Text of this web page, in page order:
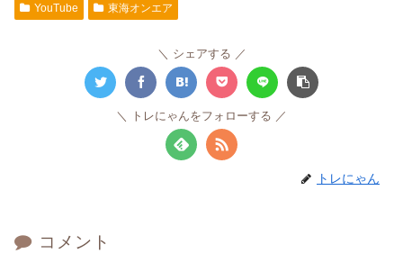
YouTube 東海オンエア
シェアする
トレにゃんをフォローする
トレにゃん
コメント